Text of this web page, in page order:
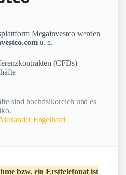
Megainvestco werden
u. a.
(CFDs)
sind hochrisikoreich und es
Engelhard
bzw. ein Ersttelefonat ist